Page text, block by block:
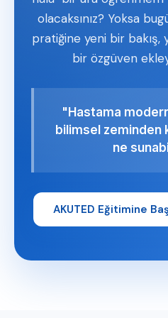
olacaksınız? Yoksa
pratiğine yeni bir
bir özgüven
"Hastama modern
bilimsel zeminden
ne
AKUTED Eğitimine